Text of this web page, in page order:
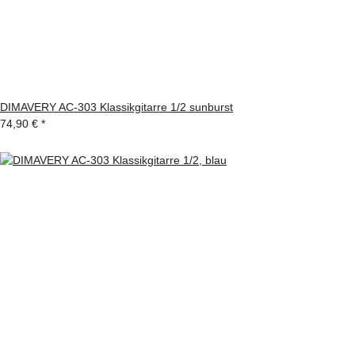
DIMAVERY AC-303 Klassikgitarre 1/2 sunburst
74,90 € *